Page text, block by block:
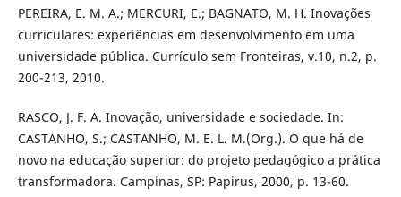
PEREIRA, E. M. A.; MERCURI, E.; BAGNATO, M. H. Inovações
curriculares: experiências em desenvolvimento em uma
universidade pública. Currículo sem Fronteiras, v.10, n.2, p.
200-213, 2010.
RASCO, J. F. A. Inovação, universidade e sociedade. In:
CASTANHO, S.; CASTANHO, M. E. L. M.(Org.). O que há de
novo na educação superior: do projeto pedagógico a prática
transformadora. Campinas, SP: Papirus, 2000, p. 13-60.